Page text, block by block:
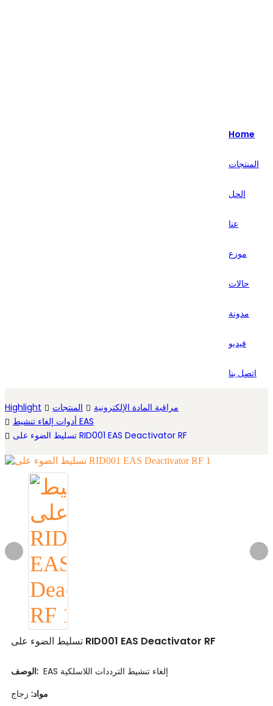
Home
المنتجات
الحل
عنا
موزع
حالات
مدونة
فيديو
اتصل بنا
Highlight المنتجات
مراقبة المادة الإلكترونية
أدوات إلغاء تنشيط EAS
تسليط الضوء على RID001 EAS Deactivator RF
تسليط الضوء على RID001 EAS Deactivator RF
الوصف:
EAS إلغاء تنشيط الترددات اللاسلكية
مواد: زجاج